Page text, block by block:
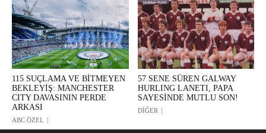
115 SUÇLAMA VE BİTMEYEN
BEKLEYİŞ: MANCHESTER
CITY DAVASININ PERDE
ARKASI
ABC ÖZEL
57 SENE SÜREN GALWAY
HURLING LANETI, PAPA
SAYESİNDE MUTLU SON!
DİĞER